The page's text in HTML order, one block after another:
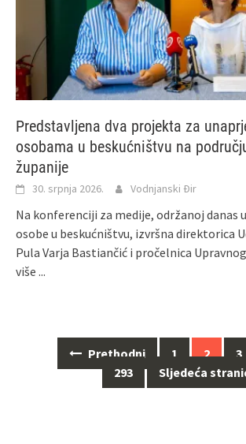
Predstavljena dva projekta za
osobama u beskućništvu na
županije
30. srpnja 2026. Vodnjanski Đir
Na konferenciji za medije, održanoj danas
osobe u beskućništvu, izvršna direktorica
Pula Varja Bastiančić i pročelnica
više ...
Navigacija Prethodni 1 2 3
293
Sljedeća